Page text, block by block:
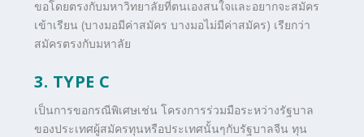
ขอโดยตรงกับมหาวิทยาลัยที่ตนเองสนใจและอยากจะสมัคร
เข้าเรียน (บางมอมีค่าสมัคร บางมอไม่มีค่าสมัคร) เรียกว่า
สมัครตรงกับมหาลัย
3. TYPE C
เป็นการขอกรณีพิเศษเช่น โครงการร่วมมือระหว่างรัฐบาล
ของประเทศผู้สมัครทุนหรือประเทศนั้นๆกับรัฐบาลจีน ทุน